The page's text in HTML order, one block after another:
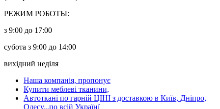
РЕЖИМ РОБОТЫ:
з 9:00 до 17:00
субота з 9:00 до 14:00
вихідний неділя
Наша компанія, пропонує
Купити меблеві тканини,
Автоткані по гарній ЦІНІ з доставкою в Київ, Дніпро,
Одесу...по всій Українї